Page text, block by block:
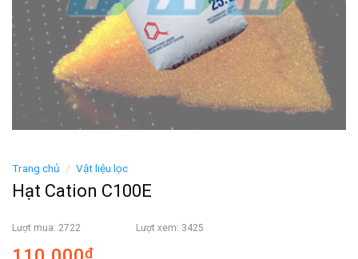
Trang chủ / Vật liệu lọc
Hạt Cation C100E
Lượt mua: 2722 Lượt xem: 3425
₫